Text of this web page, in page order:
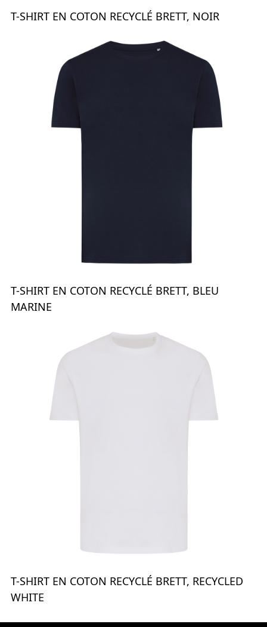
T-SHIRT EN COTON RECYCLÉ BRETT, NOIR
T-SHIRT EN COTON RECYCLÉ BRETT, BLEU
MARINE
T-SHIRT EN COTON RECYCLÉ BRETT, RECYCLED
WHITE